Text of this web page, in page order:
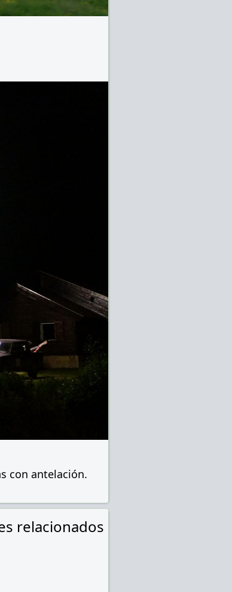
con antelación.
relacionados